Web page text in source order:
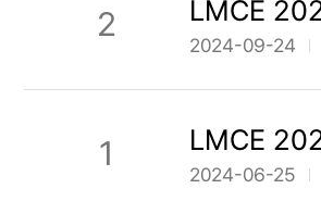
2 LMCE
2024-09-24
1 LMCE
2024-06-25